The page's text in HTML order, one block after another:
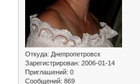
Откуда: Днепропетровск
Зарегистрирован: 2006-01-14
Приглашений: 0
Сообщений: 869